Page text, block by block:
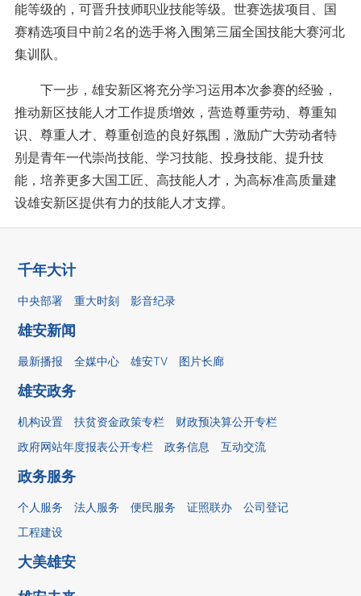
能等级的，可晋升技师职业技能等级。世赛选拔项目、国
赛精选项目中前2名的选手将入围第三届全国技能大赛河北
集训队。
下一步，雄安新区将充分学习运用本次参赛的经验，
推动新区技能人才工作提质增效，营造尊重劳动、尊重知
识、尊重人才、尊重创造的良好氛围，激励广大劳动者特
别是青年一代崇尚技能、学习技能、投身技能、提升技
能，培养更多大国工匠、高技能人才，为高标准高质量建
设雄安新区提供有力的技能人才支撑。
千年大计
中央部署 重大时刻 影音纪录
雄安新闻
最新播报 全媒中心 雄安TV 图片长廊
雄安政务
机构设置 扶贫资金政策专栏
财政预决算公开专栏
政府网站年度报表公开专栏
政务信息 互动交流
政务服务
个人服务 法人服务 便民服务 证照联办
公司登记
工程建设
大美雄安